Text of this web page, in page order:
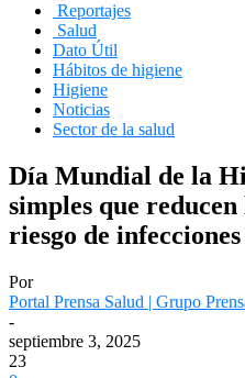
Reportajes
Salud
Dato Útil
Hábitos de higiene
Higiene
Noticias
Sector de la salud
Día Mundial de la
simples que
riesgo de infecciones
Por
Portal Prensa Salud | Grupo
-
septiembre 3, 2025
23